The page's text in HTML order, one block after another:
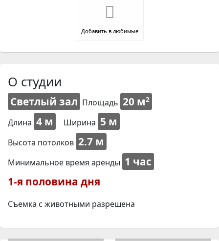
Добавить в любимые
О студии
Светлый зал Площадь 20 м2
Длина 4 м Ширина 5 м
Высота потолков 2.7 м
Минимальное время аренды 1 час
1-я половина дня
Съемка с животными разрешена